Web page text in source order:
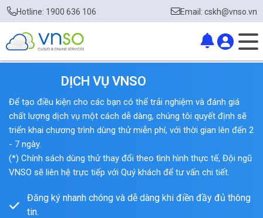
Hotline: 1900 636 106 Email: cskh@vnso.vn
DỊCH VỤ VNSO
Để tạo điều kiện cho các bạn có thể trải nghiệm và đánh giá
chất lượng dịch vụ một cách dễ dàng, chúng tôi quyết định sẽ
triển khai chương trình dùng thử miễn phí, với thời gian lên đến 2
- 7 ngày.
(*) Chính sách dùng thử thay đổi theo tình hình thực tế, Đội ngũ
VNSO sẽ liên hệ trực tiếp với Quý khách để tư vấn chi tiết.
Đăng ký nhanh chóng và dễ dàng khi điền đầy đủ thông
tin.